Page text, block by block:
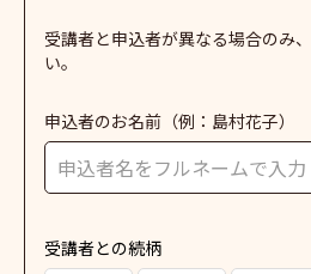
受講者と申込者が異なる場合のみ
い。
申込者のお名前 （例：島村花子）
受講者との続柄